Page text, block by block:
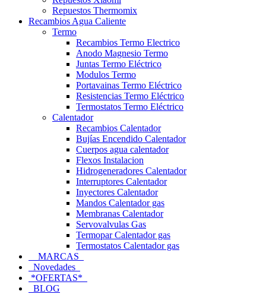
Repuestos Thermomix
Recambios Agua Caliente
Termo
Recambios Termo Electrico
Anodo Magnesio Termo
Juntas Termo Eléctrico
Modulos Termo
Portavainas Termo Eléctrico
Resistencias Termo Eléctrico
Termostatos Termo Eléctrico
Calentador
Recambios Calentador
Bujías Encendido Calentador
Cuerpos agua calentador
Flexos Instalacion
Hidrogeneradores Calentador
Interruptores Calentador
Inyectores Calentador
Mandos Calentador gas
Membranas Calentador
Servovalvulas Gas
Termopar Calentador gas
Termostatos Calentador gas
MARCAS
Novedades
*OFERTAS*
BLOG